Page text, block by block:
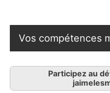
Vos compétences
Participez au